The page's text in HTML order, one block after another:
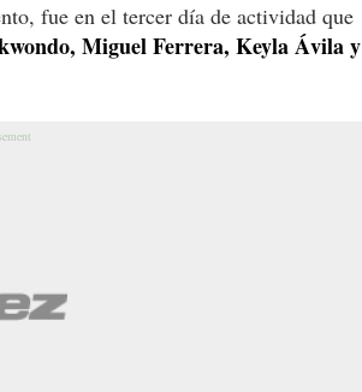
fue en el tercer día de actividad que
Miguel Ferrera, Keyla Ávila y